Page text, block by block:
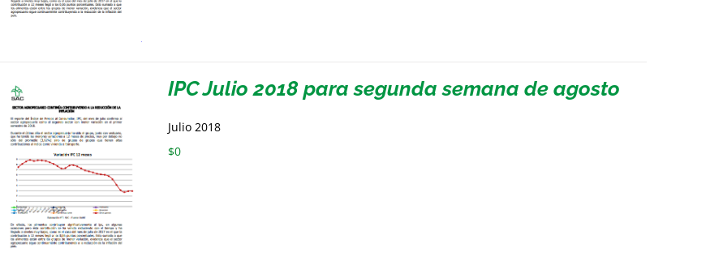
IPC Julio 2018 para segunda semana de agosto
Julio 2018
$0